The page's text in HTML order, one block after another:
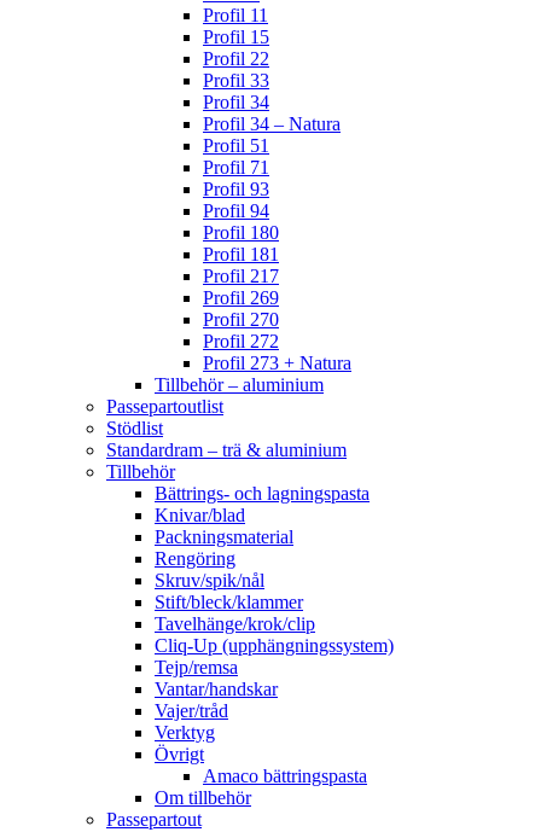
Profil 11
Profil 15
Profil 22
Profil 33
Profil 34
Profil 34 – Natura
Profil 51
Profil 71
Profil 93
Profil 94
Profil 180
Profil 181
Profil 217
Profil 269
Profil 270
Profil 272
Profil 273 + Natura
Tillbehör – aluminium
Passepartoutlist
Stödlist
Standardram – trä & aluminium
Tillbehör
Bättrings- och lagningspasta
Knivar/blad
Packningsmaterial
Rengöring
Skruv/spik/nål
Stift/bleck/klammer
Tavelhänge/krok/clip
Cliq-Up (upphängningssystem)
Tejp/remsa
Vantar/handskar
Vajer/tråd
Verktyg
Övrigt
Amaco bättringspasta
Om tillbehör
Passepartout